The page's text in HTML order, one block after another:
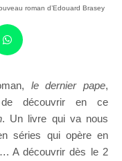
roman d’Edouard Brasey
le dernier pape,
découvrir en ce
. Un livre qui va nous
séries qui opère en
A découvrir dès le 2